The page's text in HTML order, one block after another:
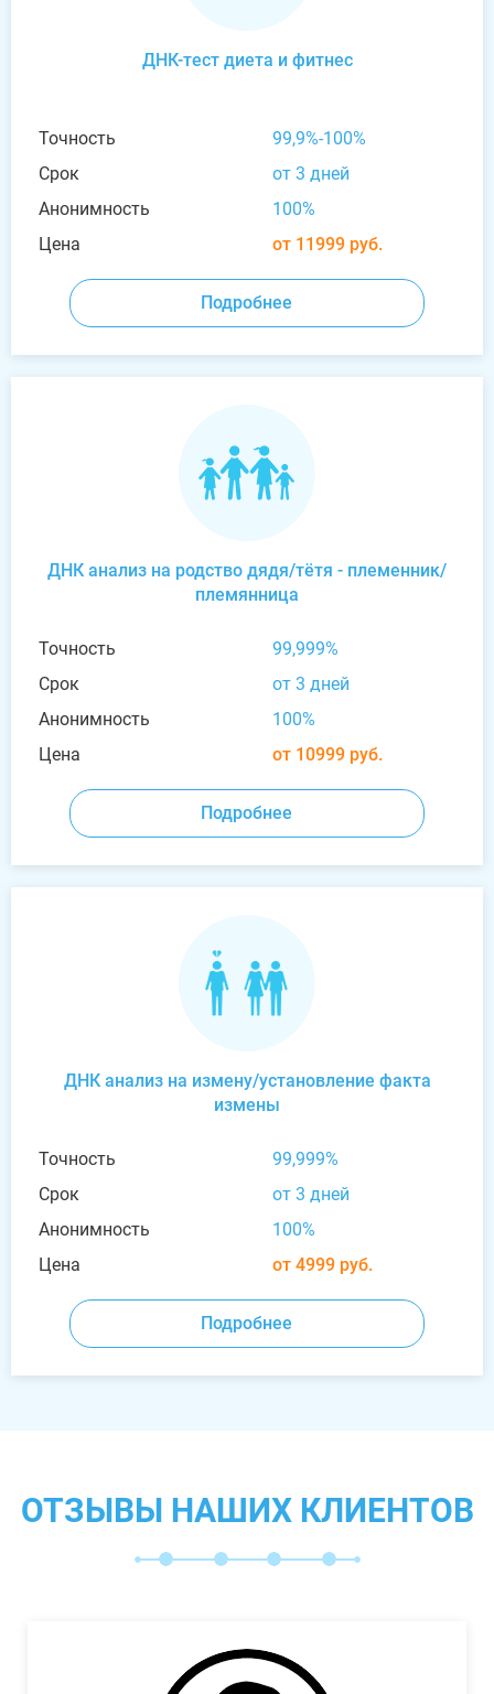
ДНК-тест диета и фитнес
Точность
99,9%-100%
Срок
от 3 дней
Анонимность
100%
Цена
от 11999 руб.
Подробнее
ДНК анализ на родство дядя/тётя - племенник/
племянница
Точность
99,999%
Срок
от 3 дней
Анонимность
100%
Цена
от 10999 руб.
Подробнее
ДНК анализ на измену/установление факта
измены
Точность
99,999%
Срок
от 3 дней
Анонимность
100%
Цена
от 4999 руб.
Подробнее
ОТЗЫВЫ НАШИХ КЛИЕНТОВ